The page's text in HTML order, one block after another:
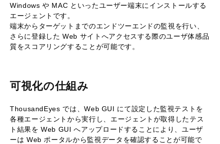
Windows や MAC といったユーザー端末にインストールする
エージェントです。
端末からターゲットまでのエンドツーエンドの監視を行い、
さらに登録した Web サイトへアクセスする際のユーザ体感品
質をスコアリングすることが可能です。
可視化の仕組み
ThousandEyes では、Web GUI にて設定した監視テストを
各種エージェントから実行し、エージェントが取得したテス
ト結果を Web GUI へアップロードすることにより、ユーザ
ーは Web ポータルから監視データを確認することが可能で